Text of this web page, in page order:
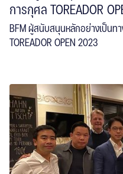
การกุศล TOREADOR
BFM ผู้สนับสนุนหลักอย่างเป็นท
TOREADOR OPEN 2023